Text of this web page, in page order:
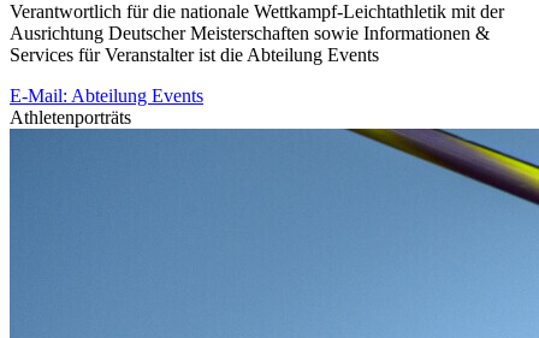
Verantwortlich für die nationale Wettkampf-Leichtathletik mit der
Ausrichtung Deutscher Meisterschaften sowie Informationen &
Services für Veranstalter ist die Abteilung Events
E-Mail: Abteilung Events
Athletenporträts